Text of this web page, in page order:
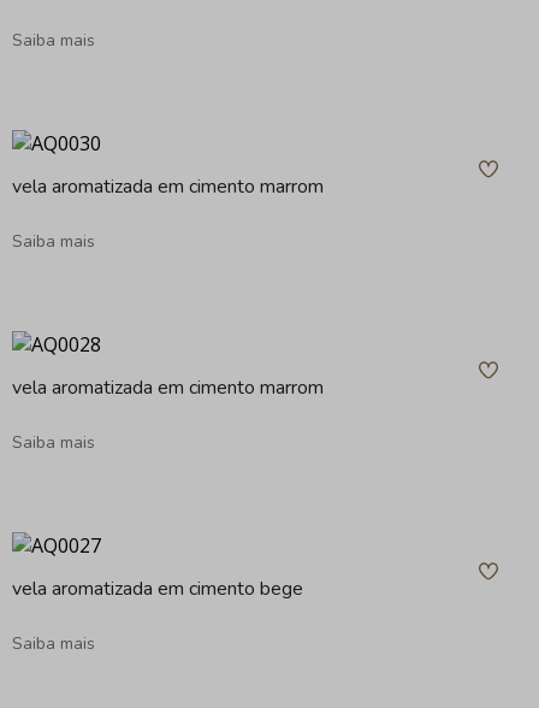
Saiba mais
vela aromatizada em cimento marrom
Saiba mais
vela aromatizada em cimento marrom
Saiba mais
vela aromatizada em cimento bege
Saiba mais